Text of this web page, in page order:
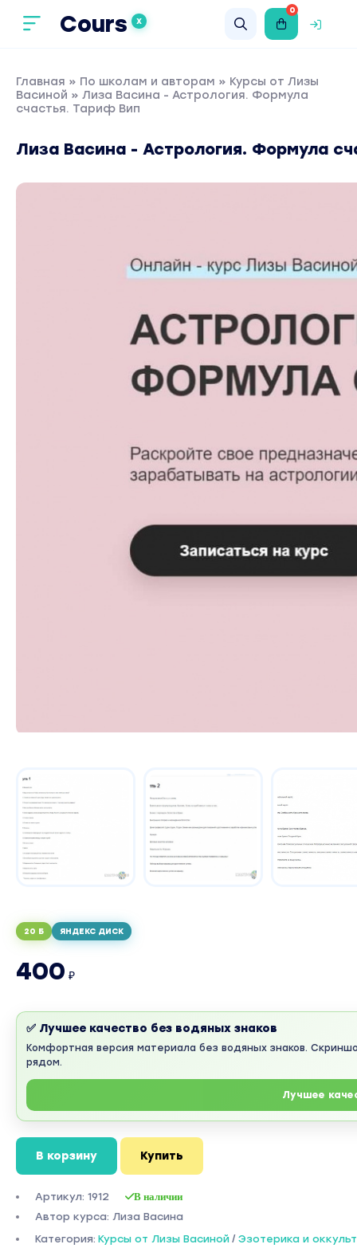
Cours X
0
Главная » По школам и авторам » Курсы от Лизы
Васиной » Лиза Васина - Астрология. Формула
счастья. Тариф Вип
Лиза Васина - Астрология. Формула
20 Б ЯНДЕКС ДИСК
400 ₽
✅ Лучшее качество без водяных знаков
Комфортная версия материала без водяных знаков.
рядом.
Лучшее
В корзину Купить
Артикул: 1912 В наличии
Автор курса: Лиза Васина
Категория: Курсы от Лизы Васиной / Эзотерика и